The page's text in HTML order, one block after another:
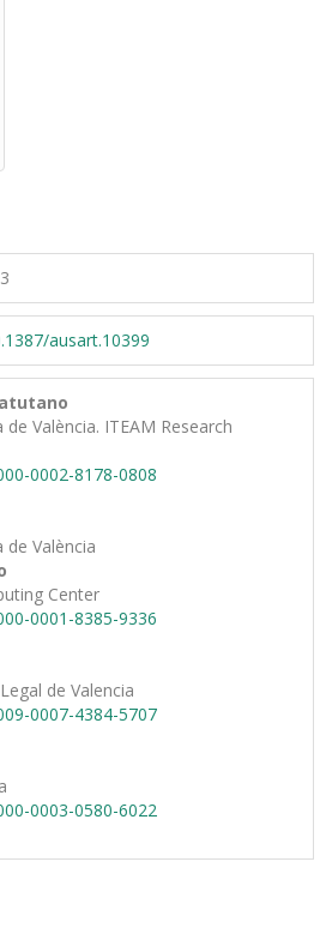
ausart.10399
València. ITEAM Research
0002-8178-0808
de València
Center
0001-8385-9336
de Valencia
0007-4384-5707
0003-0580-6022